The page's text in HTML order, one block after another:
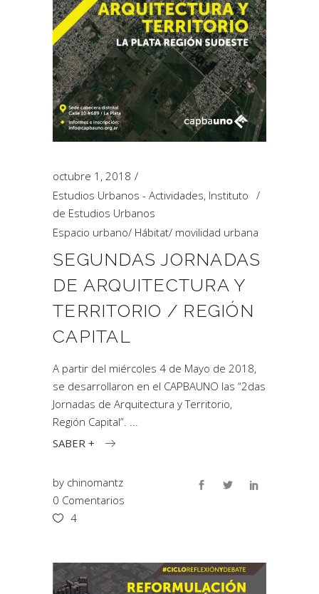
octubre 1, 2018
Estudios Urbanos - Actividades, Instituto
de Estudios Urbanos
Espacio urbano/ Hábitat/ movilidad urbana
SEGUNDAS JORNADAS
DE ARQUITECTURA Y
TERRITORIO / REGIÓN
CAPITAL
A partir del miércoles 4 de Mayo de 2018,
se desarrollaron en el CAPBAUNO las “2das
Jornadas de Arquitectura y Territorio,
Región Capital”.
SABER +
by chinomantz
0 Comentarios
4